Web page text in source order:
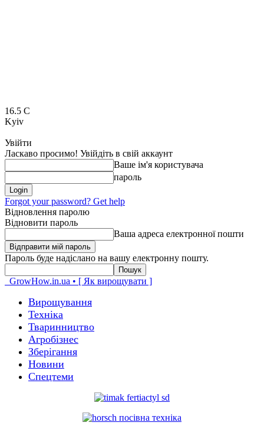
16.5 C
Kyiv
Увійти
Ласкаво просимо! Увійдіть в свій аккаунт
Ваше ім'я користувача
пароль
Forgot your password? Get help
Відновлення паролю
Відновити пароль
Ваша адреса електронної пошти
Пароль буде надіслано на вашу електронну пошту.
GrowHow.in.ua • [ Як вирощувати ]
Вирощування
Техніка
Тваринництво
Агробізнес
Зберігання
Новини
Спецтеми